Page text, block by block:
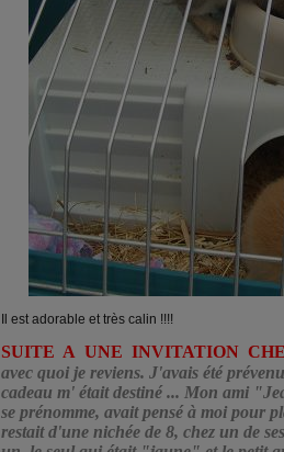
Il est adorable et très calin !!!!
SUITE A UNE INVITATION
avec quoi je reviens. J'avais été
cadeau m' était destiné ... Mon ami
se prénomme, avait pensé à moi pour
restait d'une nichée de 8, chez un de